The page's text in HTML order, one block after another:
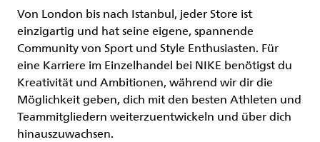
Von London bis nach Istanbul, jeder Store ist
einzigartig und hat seine eigene, spannende
Community von Sport und Style Enthusiasten. Für
eine Karriere im Einzelhandel bei NIKE benötigst du
Kreativität und Ambitionen, während wir dir die
Möglichkeit geben, dich mit den besten Athleten und
Teammitgliedern weiterzuentwickeln und über dich
hinauszuwachsen.